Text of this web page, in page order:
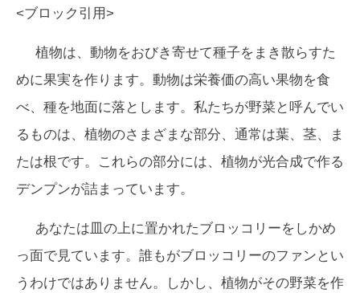
<ブロック引用>
植物は、動物をおびき寄せて種子をまき散らすた
めに果実を作ります。動物は栄養価の高い果物を食
べ、種を地面に落とします。私たちが野菜と呼んでい
るものは、植物のさまざまな部分、通常は葉、茎、ま
たは根です。これらの部分には、植物が光合成で作る
デンプンが詰まっています。
あなたは皿の上に置かれたブロッコリーをしかめ
っ面で見ています。誰もがブロッコリーのファンとい
うわけではありません。しかし、植物がその野菜を作